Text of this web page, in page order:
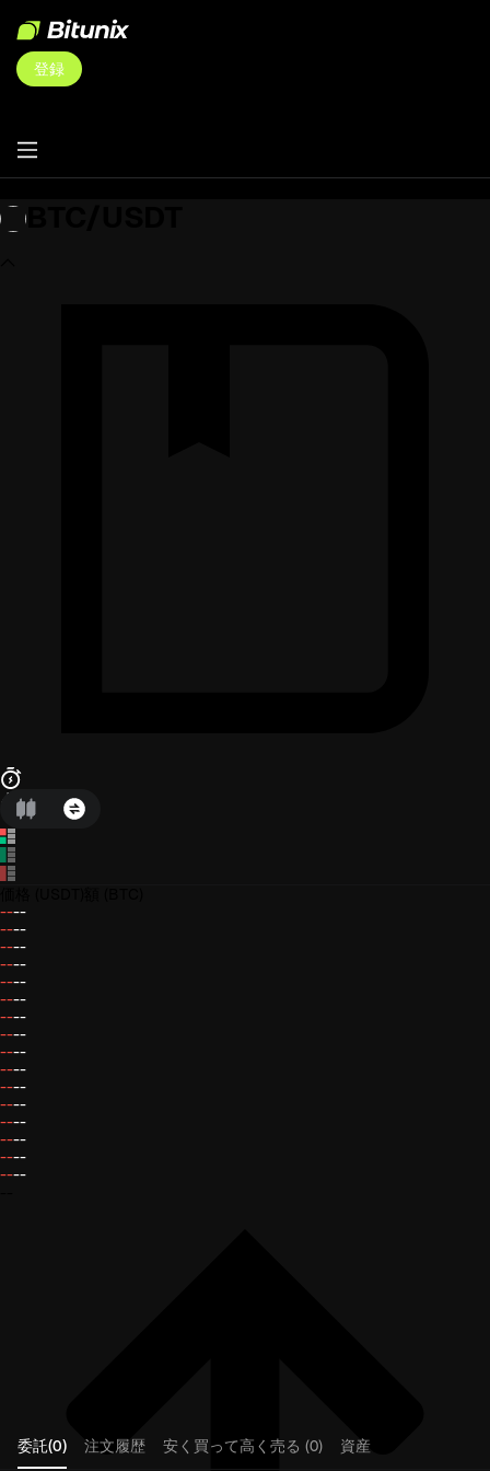
登録
----
----
----
----
----
----
----
----
----
----
----
----
----
----
----
----
委託(0) 注文履歴 安く買って高く売る (0)
資産